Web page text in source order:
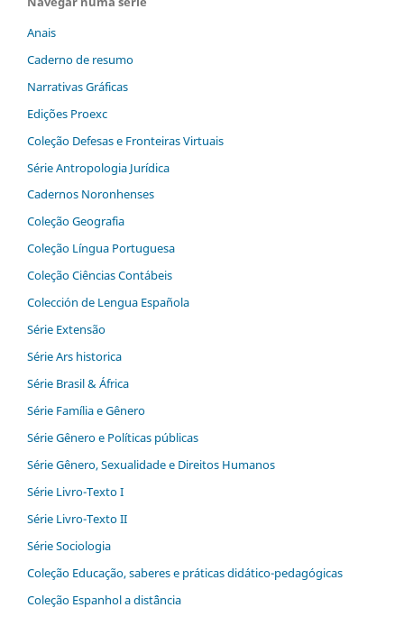
Anais
Caderno de resumo
Narrativas Gráficas
Edições Proexc
Coleção Defesas e Fronteiras Virtuais
Série Antropologia Jurídica
Cadernos Noronhenses
Coleção Geografia
Coleção Língua Portuguesa
Coleção Ciências Contábeis
Colección de Lengua Española
Série Extensão
Série Ars historica
Série Brasil & África
Série Família e Gênero
Série Gênero e Políticas públicas
Série Gênero, Sexualidade e Direitos Humanos
Série Livro-Texto I
Série Livro-Texto II
Série Sociologia
Coleção Educação, saberes e práticas didático-pedagógicas
Coleção Espanhol a distˆância